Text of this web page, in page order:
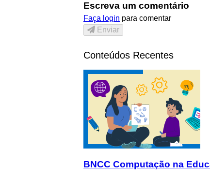
Escreva um comentário
Faça login para comentar
Enviar
Conteúdos Recentes
BNCC Computação na